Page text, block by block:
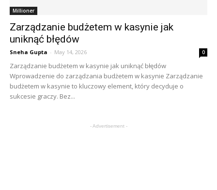
Millioner
Zarządzanie budżetem w kasynie jak
uniknąć błędów
Sneha Gupta - May 14, 2026 0
Zarządzanie budżetem w kasynie jak uniknąć błędów
Wprowadzenie do zarządzania budżetem w kasynie Zarządzanie
budżetem w kasynie to kluczowy element, który decyduje o
sukcesie graczy. Bez...
- Advertisement -